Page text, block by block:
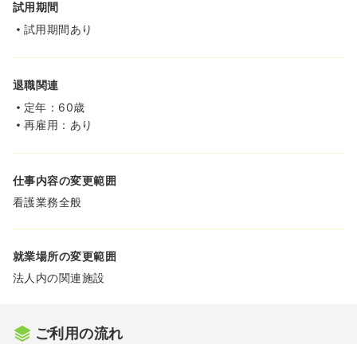
試用期間
試用期間あり
退職関連
定年：60歳
再雇用：あり
仕事内容の変更範囲
看護業務全般
就業場所の変更範囲
法人内の関連施設
ご利用の流れ